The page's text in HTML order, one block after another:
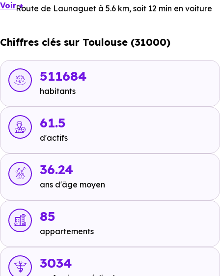
Route de Launaguet à 5.6 km, soit 12 min en voiture
7.1 km, soit 13 min en voiture ou à 5.6 km, soit 1h 06 min
Bus :
Ligne 19 : Dinetard
ou à 277 m, soit 3 min à pied
pied
Tramway :Ligne 1 - Ligne 2 : Palais de Justice
pied
Ligne 1 - Ligne 2 : Fer à Cheval
min en voiture ou à 5.1 km, soit 1h 01 min à pied
voiture ou à 4.7 km, soit 57 min à pied
Métro :
non disponible
RER :non disponible.
Autoroutes :A68 - Sortie A62
Voir +
Chiffres clés sur Toulouse (31000)
511684
habitants
61.5
d'actifs
36.24
ans d'âge moyen
85
appartements
3034